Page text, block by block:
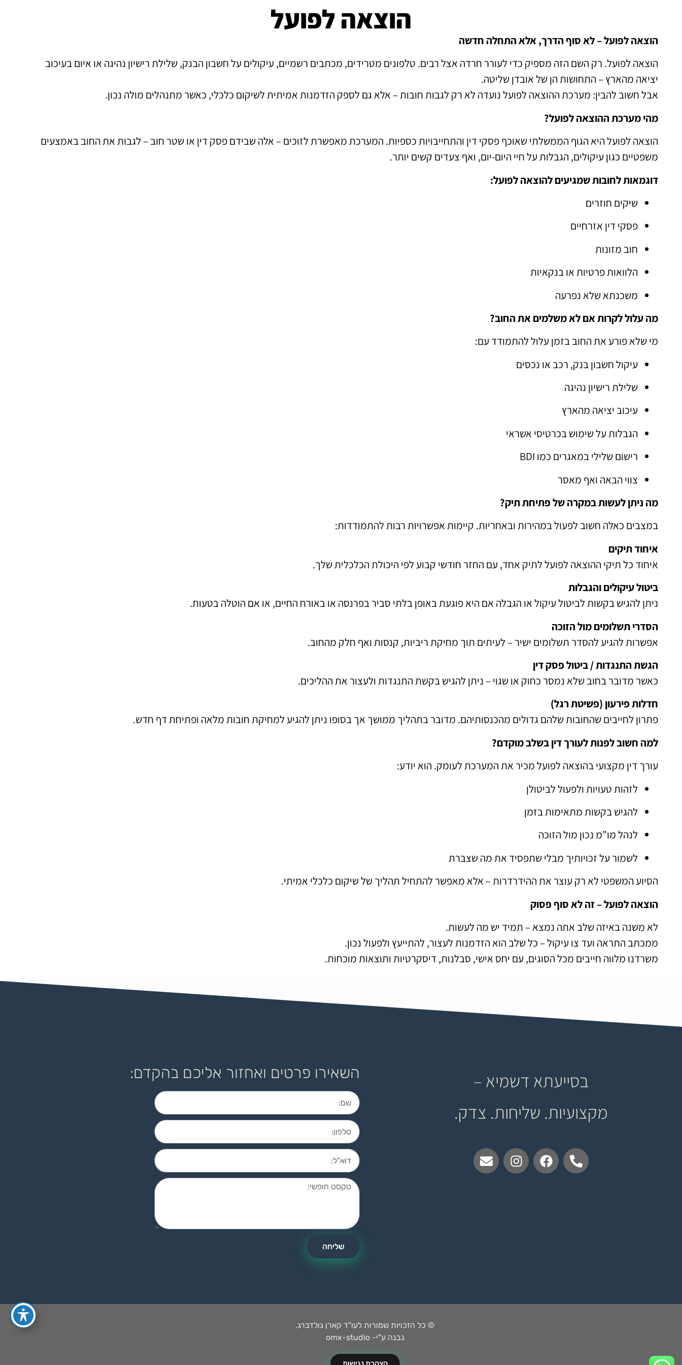
הוצאה לפועל
הוצאה לפועל – לא סוף הדרך, אלא התחלה חדשה
הוצאה לפועל. רק השם הזה מספיק כדי לעורר חרדה אצל רבים. טלפונים מטרידים, מכתבים רשמיים, עיקולים על חשבון הבנק, שלילת רישיון נהיגה או איום בעיכוב
יציאה מהארץ – התחושות הן של אובדן שליטה.
אבל חשוב להבין: מערכת ההוצאה לפועל נועדה לא רק לגבות חובות – אלא גם לספק הזדמנות אמיתית לשיקום כלכלי, כאשר מתנהלים מולה נכון.
מהי מערכת ההוצאה לפועל?
הוצאה לפועל היא הגוף הממשלתי שאוכף פסקי דין והתחייבויות כספיות. המערכת מאפשרת לזוכים – אלה שבידם פסק דין או שטר חוב – לגבות את החוב באמצעים
משפטיים כגון עיקולים, הגבלות על חיי היום-יום, ואף צעדים קשים יותר.
דוגמאות לחובות שמגיעים להוצאה לפועל:
שיקים חוזרים
פסקי דין אזרחיים
חוב מזונות
הלוואות פרטיות או בנקאיות
משכנתא שלא נפרעה
מה עלול לקרות אם לא משלמים את החוב?
מי שלא פורע את החוב בזמן עלול להתמודד עם:
עיקול חשבון בנק, רכב או נכסים
שלילת רישיון נהיגה
עיכוב יציאה מהארץ
הגבלות על שימוש בכרטיסי אשראי
רישום שלילי במאגרים כמו BDI
צווי הבאה ואף מאסר
מה ניתן לעשות במקרה של פתיחת תיק?
במצבים כאלה חשוב לפעול במהירות ובאחריות. קיימות אפשרויות רבות להתמודדות:
איחוד תיקים
איחוד כל תיקי ההוצאה לפועל לתיק אחד, עם החזר חודשי קבוע לפי היכולת הכלכלית שלך.
ביטול עיקולים והגבלות
ניתן להגיש בקשות לביטול עיקול או הגבלה אם היא פוגעת באופן בלתי סביר בפרנסה או באורח החיים, או אם הוטלה בטעות.
הסדרי תשלומים מול הזוכה
אפשרות להגיע להסדר תשלומים ישיר – לעיתים תוך מחיקת ריביות, קנסות ואף חלק מהחוב.
הגשת התנגדות / ביטול פסק דין
כאשר מדובר בחוב שלא נמסר כחוק או שגוי – ניתן להגיש בקשת התנגדות ולעצור את ההליכים.
חדלות פירעון (פשיטת רגל)
פתרון לחייבים שהחובות שלהם גדולים מהכנסותיהם. מדובר בתהליך ממושך אך בסופו ניתן להגיע למחיקת חובות מלאה ופתיחת דף חדש.
למה חשוב לפנות לעורך דין בשלב מוקדם?
עורך דין מקצועי בהוצאה לפועל מכיר את המערכת לעומק. הוא יודע:
לזהות טעויות ולפעול לביטולן
להגיש בקשות מתאימות בזמן
לנהל מו”מ נכון מול הזוכה
לשמור על זכויותיך מבלי שתפסיד את מה שצברת
הסיוע המשפטי לא רק עוצר את ההידרדרות – אלא מאפשר להתחיל תהליך של שיקום כלכלי אמיתי.
הוצאה לפועל – זה לא סוף פסוק
לא משנה באיזה שלב אתה נמצא – תמיד יש מה לעשות.
ממכתב התראה ועד צו עיקול – כל שלב הוא הזדמנות לעצור, להתייעץ ולפעול נכון.
משרדנו מלווה חייבים מכל הסוגים, עם יחס אישי, סבלנות, דיסקרטיות ותוצאות מוכחות.
בסייעתא דשמיא –
מקצועיות. שליחות. צדק.
השאירו פרטים ואחזור אליכם בהקדם:
שליחה
© כל הזכויות שמורות לעו"ד קארן גולדברג,
נבנה ע"י- omx-studio